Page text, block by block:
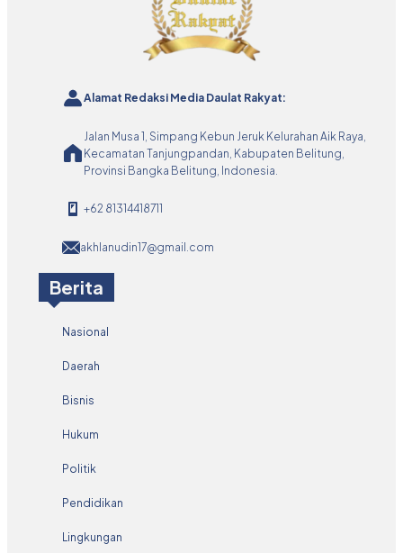
Alamat Redaksi Media Daulat Rakyat:
Jalan Musa 1, Simpang Kebun Jeruk Kelurahan Aik Raya,
Kecamatan Tanjungpandan, Kabupaten Belitung,
Provinsi Bangka Belitung, Indonesia.
+62 81314418711
akhlanudin17@gmail.com
Berita
Nasional
Daerah
Bisnis
Hukum
Politik
Pendidikan
Lingkungan